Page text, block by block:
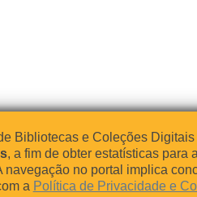
Bibliotecas e Coleções
, a fim de obter estatísticas para
navegação no portal implica
a Política de Privacidade e